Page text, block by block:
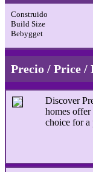
Construido
Build Size
Bebygget
Precio / Price /
Discover
homes
choice for a